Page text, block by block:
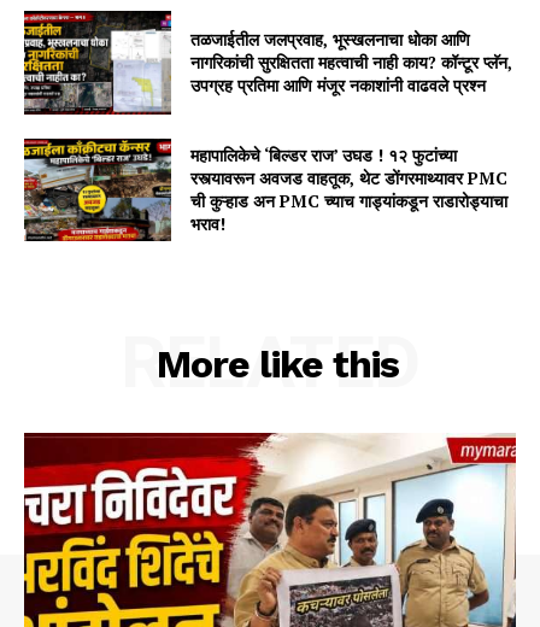
तळजाईतील जलप्रवाह, भूस्खलनाचा धोका आणि
नागरिकांची सुरक्षितता महत्वाची नाही काय? कॉन्टूर प्लॅन,
उपग्रह प्रतिमा आणि मंजूर नकाशांनी वाढवले प्रश्न
महापालिकेचे ‘बिल्डर राज’ उघड ! १२ फुटांच्या
रस्त्यावरून अवजड वाहतूक, थेट डोंगरमाथ्यावर PMC
ची कुऱ्हाड अन PMC च्याच गाड्यांकडून राडारोड्याचा
भराव!
More like this
RELATED